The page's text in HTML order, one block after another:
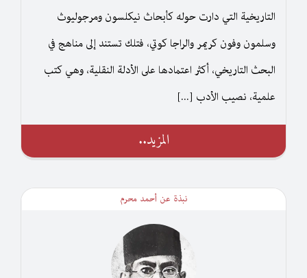
التاريخية التي دارت حوله كأبحاث نيكلسون ومرجوليوث
وسلمون وفون كريمر والراجا كوتي، فتلك تستند إلى مناهج في
البحث التاريخي، أكثر اعتمادها على الأدلة النقلية، وهي كتب
علمية، نصيب الأدب [...]
المزيد..
نبذة عن أحمد محرم